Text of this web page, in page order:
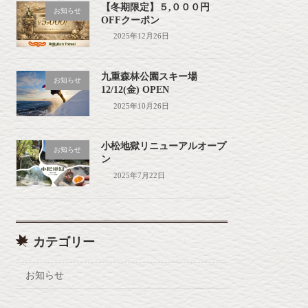
お知らせ
【冬期限定】５,０００円
OFFクーポン
2025年12月26日
お知らせ
九重森林公園スキー場
12/12(金) OPEN
2025年10月26日
お知らせ
小松地獄リニューアルオープ
ン
2025年7月22日
カテゴリー
お知らせ